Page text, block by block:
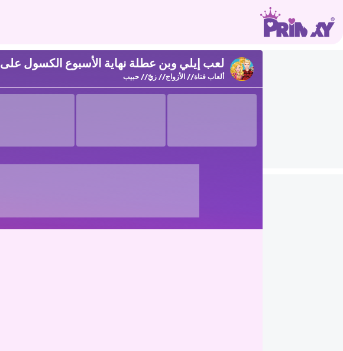
لعب إيلي وبن عطلة نهاية الأسبوع الكسول على Prinxy
ألعاب فتاة الأزواج زيّ حبيب